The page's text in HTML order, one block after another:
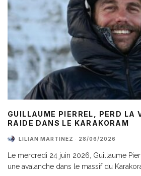
GUILLAUME PIERREL, PERD LA
RAIDE DANS LE KARAKORAM
LILIAN MARTINEZ · 28/06/2026
Le mercredi 24 juin 2026, Guillaume
une avalanche dans le massif du